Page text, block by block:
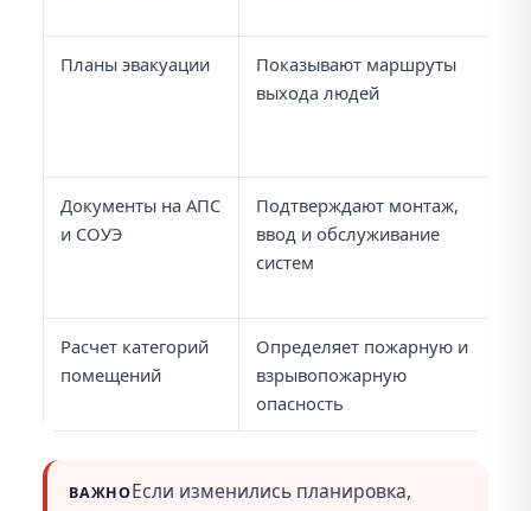
Планы эвакуации
Показывают маршруты
выхода людей
Документы на АПС
и СОУЭ
Подтверждают монтаж,
ввод и обслуживание
систем
Расчет категорий
помещений
Определяет пожарную и
взрывопожарную
опасность
ВАЖНОЕсли изменились планировка,